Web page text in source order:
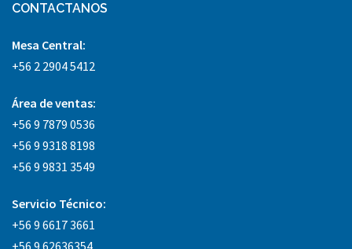
CONTACTANOS
Mesa Central:
+56 2 2904 5412
Área de ventas:
+56 9 7879 0536
+56 9 9318 8198
+56 9 9831 3549
Servicio Técnico:
+56 9 6617 3661
+56 9 62636354